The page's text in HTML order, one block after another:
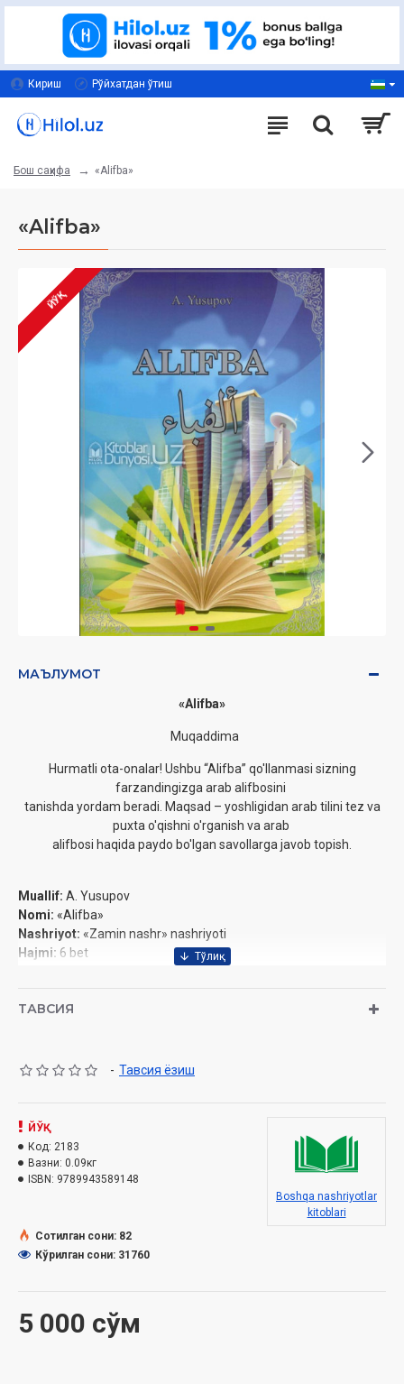
Кириш Рўйхатдан ўтиш
Бош саҳифа «Alifba»
«Alifba»
ЙЎҚ
МАЪЛУМОТ
«Alifba»
Muqaddima
Hurmatli ota-onalar! Ushbu “Alifba” qo'llanmasi sizning
farzandingizga arab alifbosini
tanishda yordam beradi. Maqsad – yoshligidan arab tilini tez va
puxta o'qishni o'rganish va arab
alifbosi haqida paydo bo'lgan savollarga javob topish.
Muallif: A. Yusupov
Nomi: «Alifba»
Nashriyot: «Zamin nashr» nashriyoti
Hajmi: 6 bet
ТАВСИЯ
- Тавсия ёзиш
5 000 сўм
ЙЎҚ
Код: 2183
Вазни: 0.09кг
ISBN: 9789943589148
Boshqa nashriyotlar
kitoblari
Сотилган сони: 82
Кўрилган сони: 31760